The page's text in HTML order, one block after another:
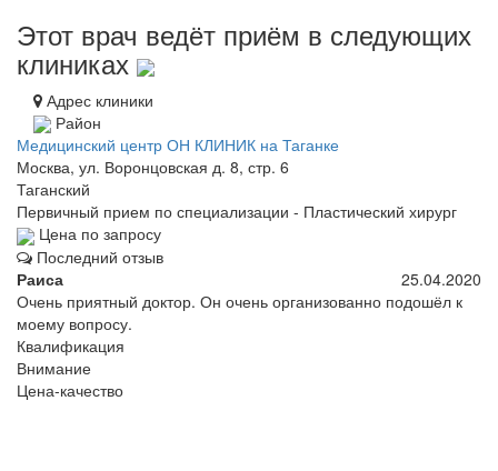
Этот врач ведёт приём в следующих
клиниках
Адрес клиники
Район
Медицинский центр ОН КЛИНИК на Таганке
Москва, ул. Воронцовская д. 8, стр. 6
Таганский
Первичный прием по специализации - Пластический хирург
Цена по запросу
Последний отзыв
Раиса
25.04.2020
Очень приятный доктор. Он очень организованно подошёл к
моему вопросу.
Квалификация
Внимание
Цена-качество